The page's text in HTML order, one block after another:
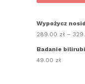
Wypożycz
289.00 zł –
Badanie
49.00 zł